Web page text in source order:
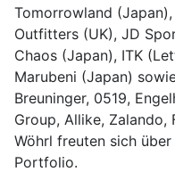
Tomorrowland
Outfitters (UK), JD
Chaos (Japan), ITK
Marubeni (Japan)
Breuninger, 0519,
Group, Allike,
Wöhrl freuten sich
Portfolio.